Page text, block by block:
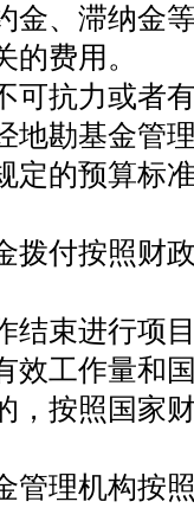
、滞纳金
费用。
可抗力或者
地勘基金管
定的预算标
拨付按照财
结束进行项
效工作量和
，按照国家
管理机构按